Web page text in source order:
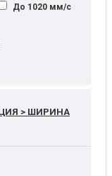
До 1020 мм/с
> ШИРИНА